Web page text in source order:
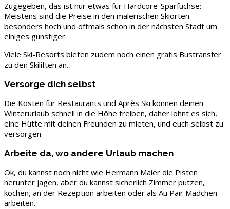
Zugegeben, das ist nur etwas für Hardcore-Sparfüchse:
Meistens sind die Preise in den malerischen Skiorten
besonders hoch und oftmals schon in der nächsten Stadt um
einiges günstiger.
Viele Ski-Resorts bieten zudem noch einen gratis Bustransfer
zu den Skiliften an.
Versorge dich selbst
Die Kosten für Restaurants und Après Ski können deinen
Winterurlaub schnell in die Höhe treiben, daher lohnt es sich,
eine Hütte mit deinen Freunden zu mieten, und euch selbst zu
versorgen.
Arbeite da, wo andere Urlaub machen
Ok, du kannst noch nicht wie Hermann Maier die Pisten
herunter jagen, aber du kannst sicherlich Zimmer putzen,
kochen, an der Rezeption arbeiten oder als Au Pair Mädchen
arbeiten.